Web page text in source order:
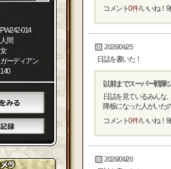
PW242-014
人間
女
ガーディアン
140
コメント0件/ いいね！ 9
2026/04/25
日誌を書いた！
以前までスーパー戦隊
日誌を見ているみんな
降板になった人がいた
コメント0件/ いいね！ 9
2026/04/20